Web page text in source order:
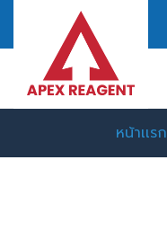
หน้าเเรก